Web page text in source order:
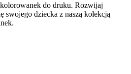
do druku. Rozwijaj
swojego dziecka z naszą kolekcją